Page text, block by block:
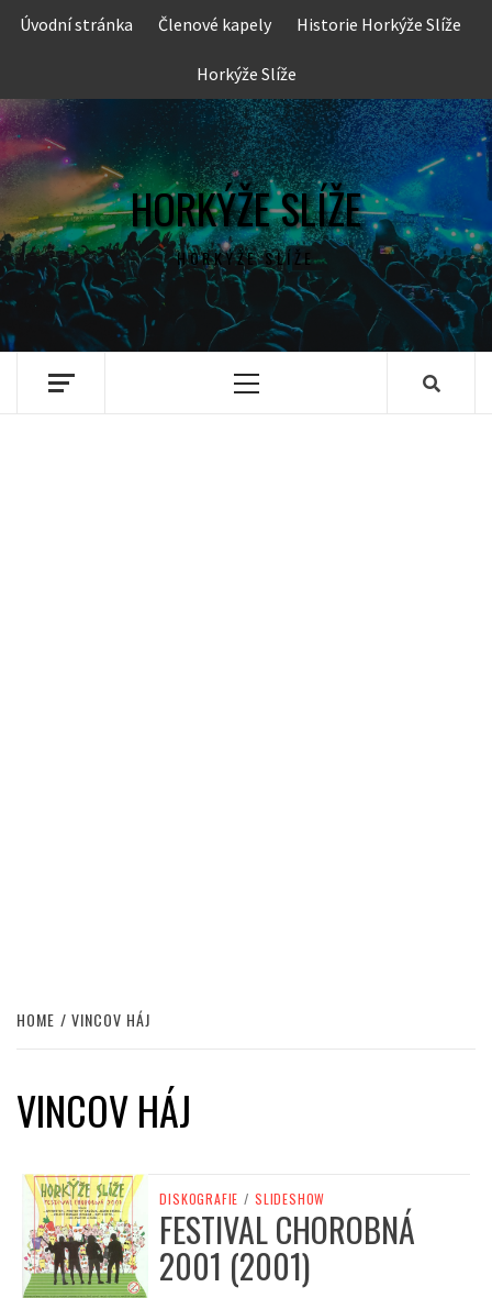
Skip
Úvodní stránka Členové kapely Historie Horkýže Slíže
Horkýže Slíže
HORKÝŽE SLÍŽE
HORKÝŽE SLÍŽE
Primary
HOME VINCOV HÁJ
VINCOV HÁJ
DISKOGRAFIE / SLIDESHOW
FESTIVAL CHOROBNÁ
2001 (2001)